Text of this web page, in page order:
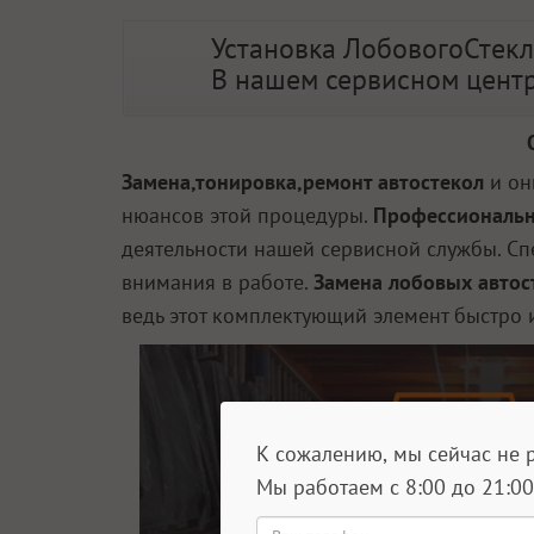
Установка
В нашем сервисном
Замена,тонировка,ремонт автостекол и
нюансов этой процедуры.
деятельности нашей сервисной службы.
внимания в работе. Замена лобовых
ведь этот комплектующий элемент
К сожалению, мы сейчас не
Мы работаем с 8:00 до